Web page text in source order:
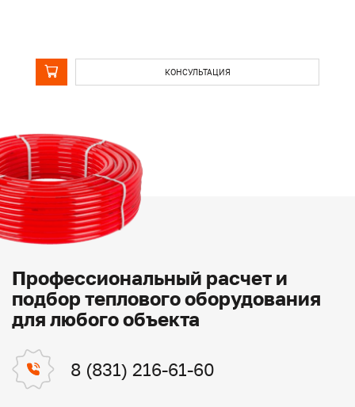
КОНСУЛЬТАЦИЯ
Профессиональный расчет и
подбор теплового оборудования
для любого объекта
8 (831) 216-61-60